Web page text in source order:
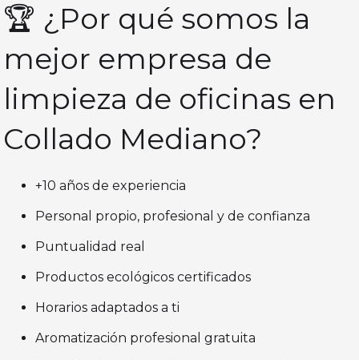
🏆 ¿Por qué somos la
mejor empresa de
limpieza de oficinas en
Collado Mediano?
+10 años de experiencia
Personal propio, profesional y de confianza
Puntualidad real
Productos ecológicos certificados
Horarios adaptados a ti
Aromatización profesional gratuita